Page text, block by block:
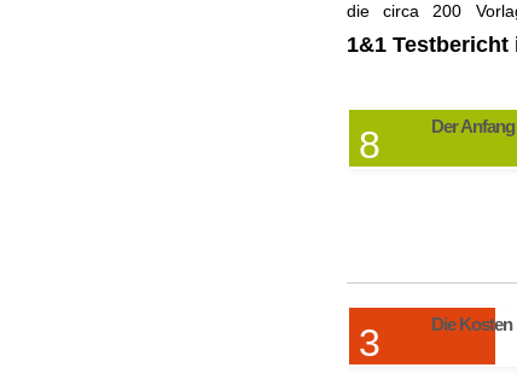
die circa 200
1&1 Testbericht
8 Der Anfang
3 Die Kosten